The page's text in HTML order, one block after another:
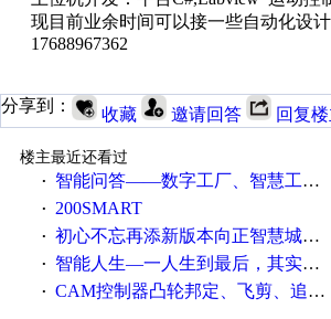
现目前业余时间可以接一些自动化设计
17688967362
分享到： 收藏 邀请回答 回复
楼主最近还看过
·
智能问答——数字工厂、智慧工厂和智能制造三者的区别是什么？
· 200SMART
· 初心不忘再添新版本向正智慧城市云展厅3.0版亮相
· 智能人生—一人生到最后，其实拼的都是人品
· CAM控制器凸轮邦定、飞剪、追剪等C功能块